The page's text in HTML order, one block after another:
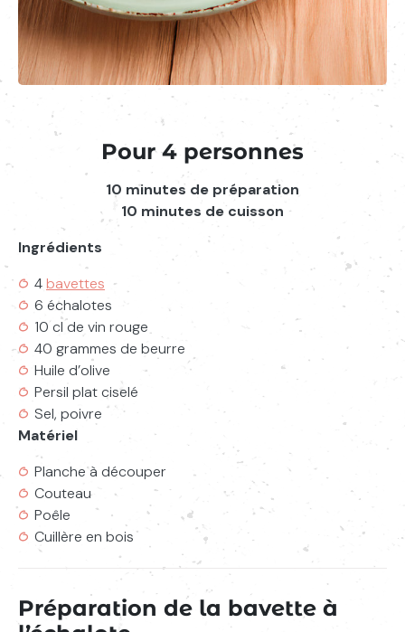
Pour 4 personnes
10 minutes de préparation
10 minutes de cuisson
Ingrédients
4bavettes
6 échalotes
10 cl de vin rouge
40 grammes de beurre
Huile d’olive
Persil plat ciselé
Sel, poivre
Matériel
Planche à découper
Couteau
Poêle
Cuillère en bois
Préparation de la bavette à